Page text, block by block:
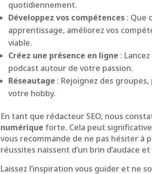
quotidiennement.
Développez vos compétences : Que
apprentissage, améliorez vos
viable.
Créez une présence en ligne :
podcast autour de votre passion.
Réseautage : Rejoignez des
votre hobby.
En tant que rédacteur SEO, nous
numérique forte. Cela peut
vous recommande de ne pas hésiter à
réussites naissent d’un brin d’audace
Laissez l’inspiration vous guider et ne